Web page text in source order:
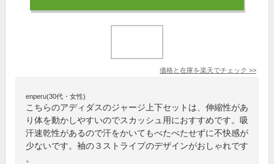
価格と在庫を楽天でチェック >>
enperu(30代・女性)
こちらのアディダスのジャージ上下セットは、伸縮性があ
り体を動かしやすいのでスカッシュ用におすすめです。吸
汗速乾性があるので汗をかいてもべたべたせずに不快感が
少ないです。袖の３ストライプのデザインがおしゃれです
。